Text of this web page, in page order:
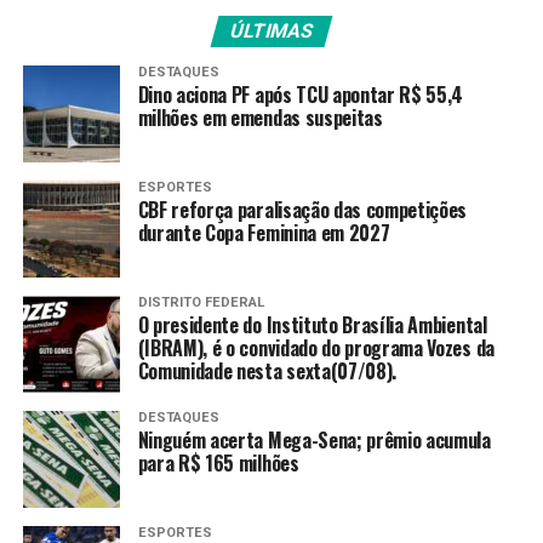
protagonismo das
mulheres no futebol”,
afirma Antonia Pellegrino,
diretora de Conteúdo e
Programação da EBC.
Para o levantamento, foram aferidos os seguintes
mercados: TV Brasil (RJ, SP e DF), Grande Florianópolis
(TV UFSC), Grande Goiânia (TV UFG), Grande Recife
(TVU), Manaus (TV Encontro das Águas), Grande Porto
Alegre (TVE), Grande Salvador (TVE Bahia), Grande
Belém (TV Cultura do Pará), Grande Fortaleza (TV
Ceara), Grande Belo Horizonte (Rede Minas) e Grande
Vitória (TVE Espírito Santo).
A tela do futebol feminino
ÚLTIMAS
DESTAQUES
Dino aciona PF após TCU apontar R$ 55,4
milhões em emendas suspeitas
ESPORTES
CBF reforça paralisação das competições
durante Copa Feminina em 2027
DISTRITO FEDERAL
O presidente do Instituto Brasília Ambiental
(IBRAM), é o convidado do programa Vozes da
Comunidade nesta sexta(07/08).
DESTAQUES
Ninguém acerta Mega-Sena; prêmio acumula
para R$ 165 milhões
ESPORTES